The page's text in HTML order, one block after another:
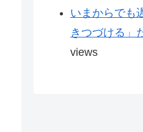
いまからでも
きつづける」
views